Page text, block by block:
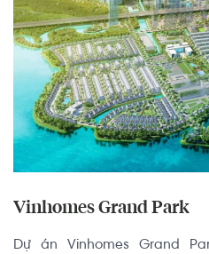
Vinhomes Grand Park
Dự án Vinhomes Grand